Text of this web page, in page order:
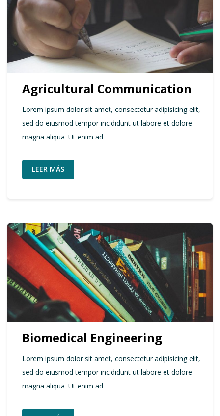
Agricultural Communication
Lorem ipsum dolor sit amet, consectetur adipisicing elit,
sed do eiusmod tempor incididunt ut labore et dolore
magna aliqua. Ut enim ad
LEER MÁS
Biomedical Engineering
Lorem ipsum dolor sit amet, consectetur adipisicing elit,
sed do eiusmod tempor incididunt ut labore et dolore
magna aliqua. Ut enim ad